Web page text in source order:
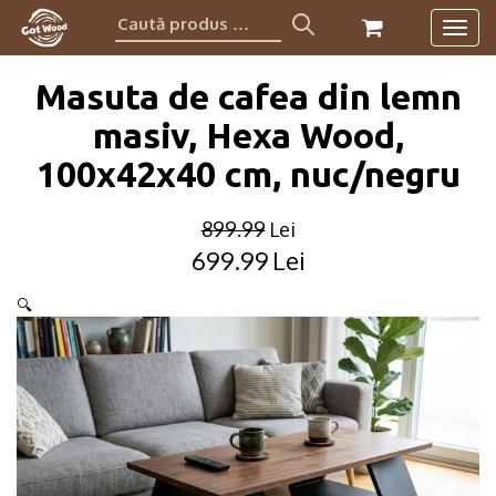
Caută
produs:
Masuta de cafea din lemn
masiv, Hexa Wood,
100x42x40 cm, nuc/negru
899.99 Lei
Original
was:
899.99lei.
699.99 Lei
Current
is:
699.99lei.
🔍